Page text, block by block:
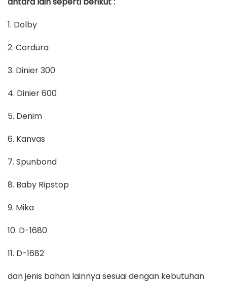
1. Dolby
2. Cordura
3. Dinier 300
4. Dinier 600
5. Denim
6. Kanvas
7. Spunbond
8. Baby Ripstop
9. Mika
10. D-1680
11. D-1682
dan jenis bahan lainnya sesuai dengan kebutuhan